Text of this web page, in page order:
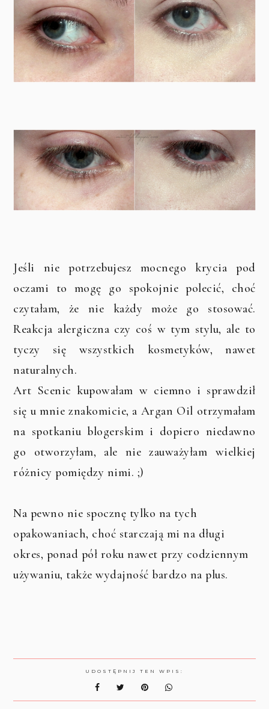
Jeśli nie potrzebujesz mocnego krycia pod
oczami to mogę go spokojnie polecić, choć
czytałam, że nie każdy może go stosować.
Reakcja alergiczna czy coś w tym stylu, ale to
tyczy się wszystkich kosmetyków, nawet
naturalnych.
Art Scenic kupowałam w ciemno i sprawdził
się u mnie znakomicie, a Argan Oil otrzymałam
na spotkaniu blogerskim i dopiero niedawno
go otworzyłam, ale nie zauważyłam wielkiej
różnicy pomiędzy nimi. ;)
Na pewno nie spocznę tylko na tych
opakowaniach, choć starczają mi na długi
okres, ponad pół roku nawet przy codziennym
używaniu, także wydajność bardzo na plus.
UDOSTĘPNIJ TEN WPIS: